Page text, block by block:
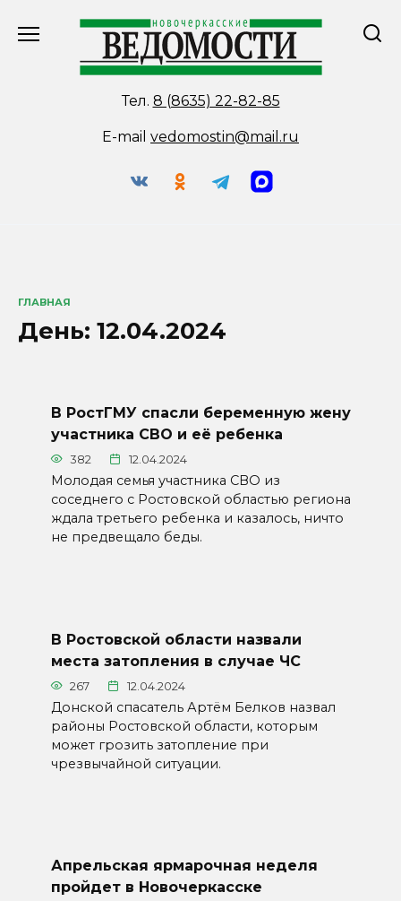
Тел. 8 (8635) 22-82-85
E-mail vedomostin@mail.ru
ГЛАВНАЯ
День: 12.04.2024
В РостГМУ спасли беременную жену
участника СВО и её ребенка
382 12.04.2024
Молодая семья участника СВО из
соседнего с Ростовской областью региона
ждала третьего ребенка и казалось, ничто
не предвещало беды.
В Ростовской области назвали
места затопления в случае ЧС
267 12.04.2024
Донской спасатель Артём Белков назвал
районы Ростовской области, которым
может грозить затопление при
чрезвычайной ситуации.
Апрельская ярмарочная неделя
пройдет в Новочеркасске